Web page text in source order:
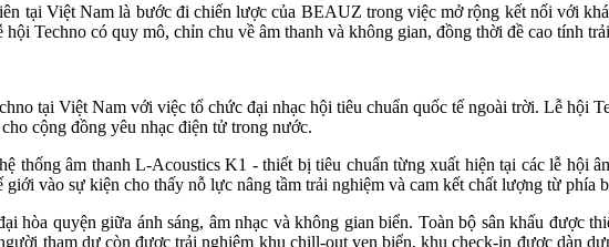
tại Việt Nam là bước đi chiến lược của BEAUZ trong việc mở rộng kết nối với
Techno có quy mô, chỉn chu về âm thanh và không gian, đồng thời đề cao tính
tại Việt Nam với việc tổ chức đại nhạc hội tiêu chuẩn quốc tế ngoài trời. Lễ hội
cộng đồng yêu nhạc điện tử trong nước.
thống âm thanh L‑Acoustics K1 - thiết bị tiêu chuẩn từng xuất hiện tại các lễ hội
vào sự kiện cho thấy nỗ lực nâng tầm trải nghiệm và cam kết chất lượng từ phía
hòa quyện giữa ánh sáng, âm nhạc và không gian biển. Toàn bộ sân khấu được
tham dự còn được trải nghiệm khu chill-out ven biển, khu check-in được dàn